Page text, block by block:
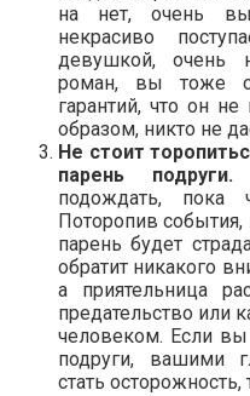
на нет, очень
некрасиво
девушкой, очень
роман, вы тоже
гарантий, что он
образом, никто не
Не стоит
парень подруги.
подождать, пока
Поторопив события,
парень будет
обратит никакого
а приятельница
предательство или
человеком. Если
подруги, вашими
стать осторожность,